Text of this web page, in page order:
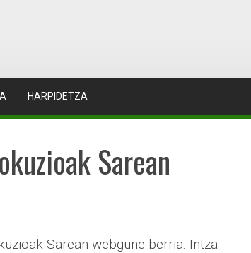
HARPIDETZA
Sarean
Sarean webgune berria. Intza